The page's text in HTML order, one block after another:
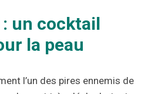
: un cocktail
la peau
l’un des pires ennemis de